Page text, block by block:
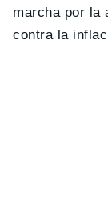
marcha por la
contra la